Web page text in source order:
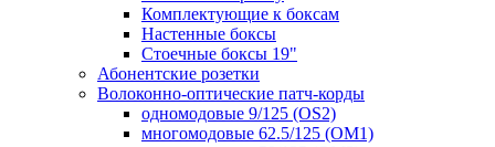
Комплектующие к боксам
Настенные боксы
Стоечные боксы 19"
Абонентские розетки
Волоконно-оптические патч-корды
одномодовые 9/125 (OS2)
многомодовые 62.5/125 (OM1)